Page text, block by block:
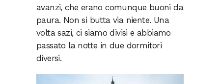
avanzi, che erano comunque buoni da
paura. Non si butta via niente. Una
volta sazi, ci siamo divisi e abbiamo
passato la notte in due dormitori
diversi.